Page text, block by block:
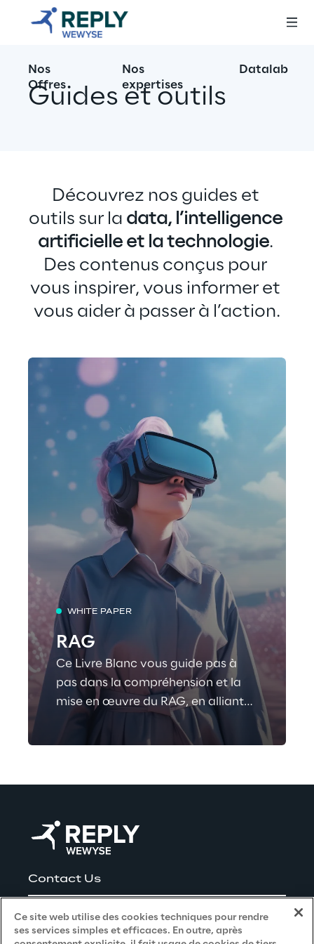
Nos
Offres
Nos
expertises
Datalab
Guides et outils
Découvrez nos guides et
outils sur la data, l’intelligence
artificielle et la technologie.
Des contenus conçus pour
vous inspirer, vous informer et
vous aider à passer à l’action.
WHITE PAPER
RAG
Ce Livre Blanc vous guide pas à
pas dans la compréhension et la
mise en œuvre du RAG, en alliant
pédagogie, retours d’expérience et
bonnes pratiques techniques.
Contact Us
Careers
Ce site web utilise des cookies techniques pour rendre
ses services simples et efficaces. En outre, après